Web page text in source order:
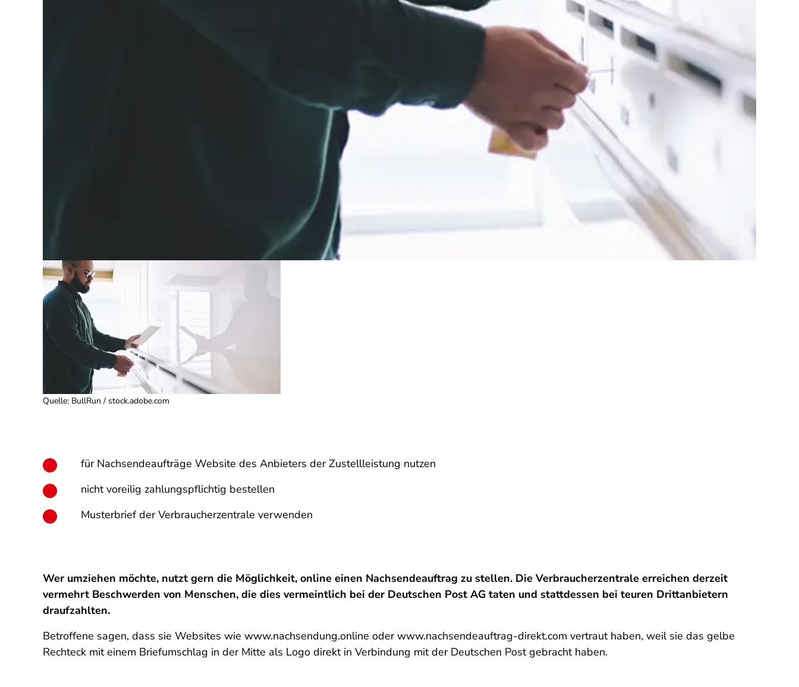
Quelle: BullRun / stock.adobe.com
für Nachsendeaufträge Website des Anbieters der Zustellleistung nutzen
nicht voreilig zahlungspflichtig bestellen
Musterbrief der Verbraucherzentrale verwenden
Wer umziehen möchte, nutzt gern die Möglichkeit, online einen Nachsendeauftrag zu stellen. Die Verbraucherzentrale erreichen derzeit
vermehrt Beschwerden von Menschen, die dies vermeintlich bei der Deutschen Post AG taten und stattdessen bei teuren Drittanbietern
draufzahlten.
Betroffene sagen, dass sie Websites wie www.nachsendung.online oderwww.nachsendeauftrag-direkt.com vertraut haben, weil sie das gelbe
Rechteck mit einem Briefumschlag in der Mitte als Logo direkt in Verbindung mit der Deutschen Post gebracht haben.